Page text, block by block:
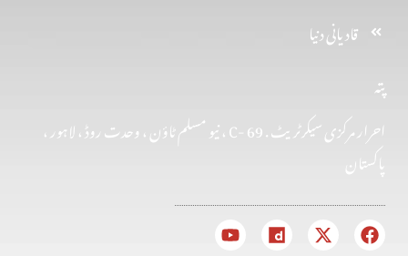
پتہ
احرار مرکزی سیکرٹریٹ . 69 -C ، نیو مسلم ٹاؤن ، وحدت روڈ ، لاہور ،
پاکستان
قادیانی دنیا